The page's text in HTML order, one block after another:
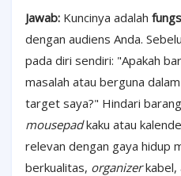
Jawab: Kuncinya adalah
dengan audiens Anda.
pada diri sendiri: "Apakah
masalah atau berguna
target saya?" Hindari
mousepadkaku atau
relevan dengan gaya hidup
berkualitas, organizerkabel,